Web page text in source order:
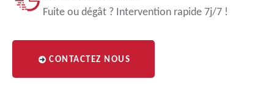
Fuite ou dégât ? Intervention rapide 7j/7 !
CONTACTEZ NOUS